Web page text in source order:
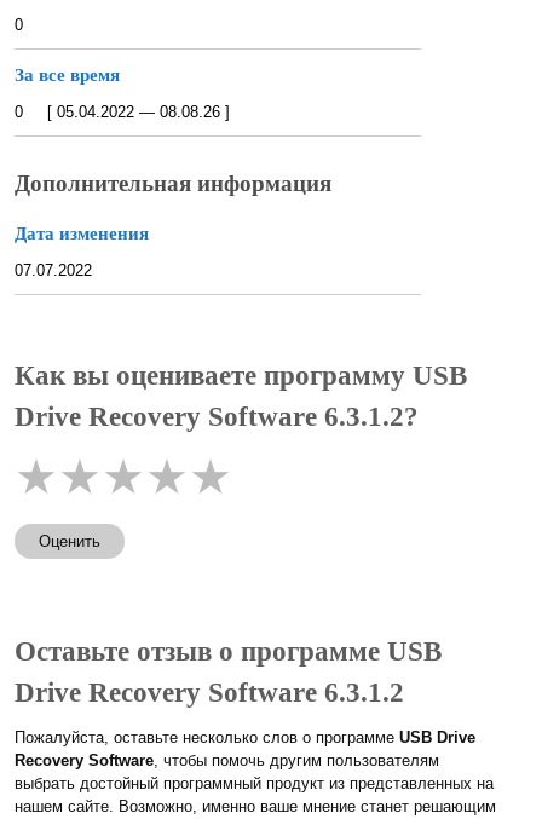
0
За все время
0 [ 05.04.2022 — 08.08.26 ]
Дополнительная информация
Дата изменения
07.07.2022
Как вы оцениваете программу USB
Drive Recovery Software 6.3.1.2?
★★★★★
Оценить
Оставьте отзыв о программе USB
Drive Recovery Software 6.3.1.2
Пожалуйста, оставьте несколько слов о программе USB Drive
Recovery Software, чтобы помочь другим пользователям
выбрать достойный программный продукт из представленных на
нашем сайте. Возможно, именно ваше мнение станет решающим